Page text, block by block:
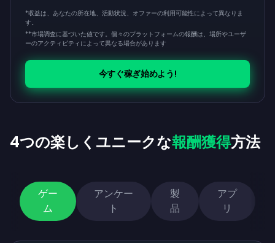
*収益は、あなたの所在地、活動状況、オファーの利用可能性によって異なりま
す。
**市場調査に基づいた値です。個々のプラットフォームの報酬は、場所やユーザ
ーのアクティビティによって異なる場合があります
今すぐ稼ぎ始めよう!
4つの楽しくユニークな報酬獲得方法
ゲー
ム
アンケー
ト
製
品
アプ
リ